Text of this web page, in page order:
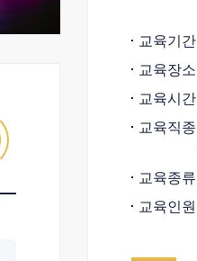
교육기간
교육장소
교육시간
교육직종
교육종류
교육인원